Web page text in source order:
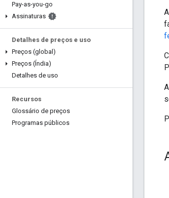
Pay-as-you-go
Assinaturas
Detalhes de preços e uso
Preços (global)
Preços (Índia)
Detalhes de uso
Recursos
Glossário de preços
Programas públicos